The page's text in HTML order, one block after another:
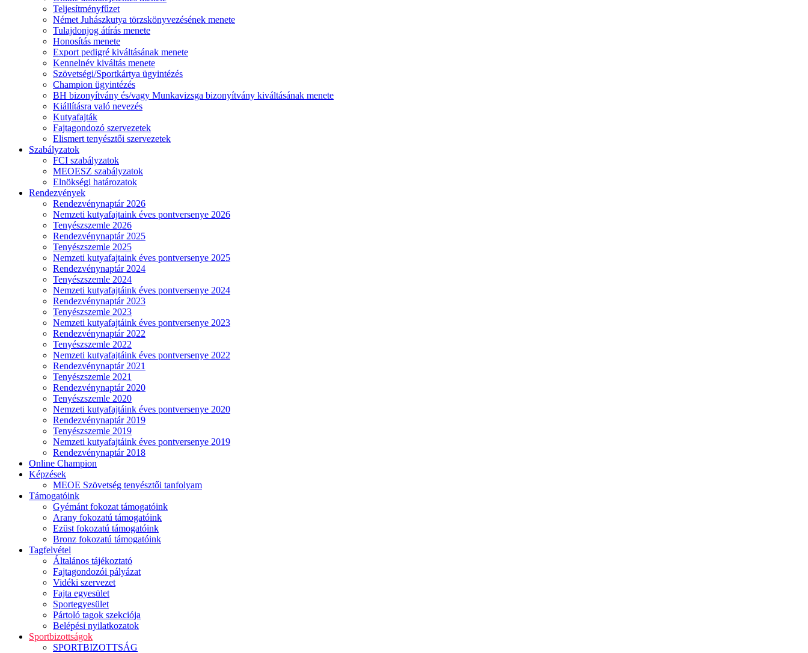
Teljesítményfűzet
Német Juhászkutya törzskönyvezésének menete
Tulajdonjog átírás menete
Honosítás menete
Export pedigré kiváltásának menete
Kennelnév kiváltás menete
Szövetségi/Sportkártya ügyintézés
Champion ügyintézés
BH bizonyítvány és/vagy Munkavizsga bizonyítvány kiváltásának menete
Kiállításra való nevezés
Kutyafajták
Fajtagondozó szervezetek
Elismert tenyésztői szervezetek
Szabályzatok
FCI szabályzatok
MEOESZ szabályzatok
Elnökségi határozatok
Rendezvények
Rendezvénynaptár 2026
Nemzeti kutyafajtaink éves pontversenye 2026
Tenyészszemle 2026
Rendezvénynaptár 2025
Tenyészszemle 2025
Nemzeti kutyafajtaink éves pontversenye 2025
Rendezvénynaptár 2024
Tenyészszemle 2024
Nemzeti kutyafajtáink éves pontversenye 2024
Rendezvénynaptár 2023
Tenyészszemle 2023
Nemzeti kutyafajtáink éves pontversenye 2023
Rendezvénynaptár 2022
Tenyészszemle 2022
Nemzeti kutyafajtáink éves pontversenye 2022
Rendezvénynaptár 2021
Tenyészszemle 2021
Rendezvénynaptár 2020
Tenyészszemle 2020
Nemzeti kutyafajtáink éves pontversenye 2020
Rendezvénynaptár 2019
Tenyészszemle 2019
Nemzeti kutyafajtáink éves pontversenye 2019
Rendezvénynaptár 2018
Online Champion
Képzések
MEOE Szövetség tenyésztői tanfolyam
Támogatóink
Gyémánt fokozat támogatóink
Arany fokozatú támogatóink
Ezüst fokozatú támogatóink
Bronz fokozatú támogatóink
Tagfelvétel
Általános tájékoztató
Fajtagondozói pályázat
Vidéki szervezet
Fajta egyesület
Sportegyesület
Pártoló tagok szekciója
Belépési nyilatkozatok
Sportbizottságok
SPORTBIZOTTSÁG